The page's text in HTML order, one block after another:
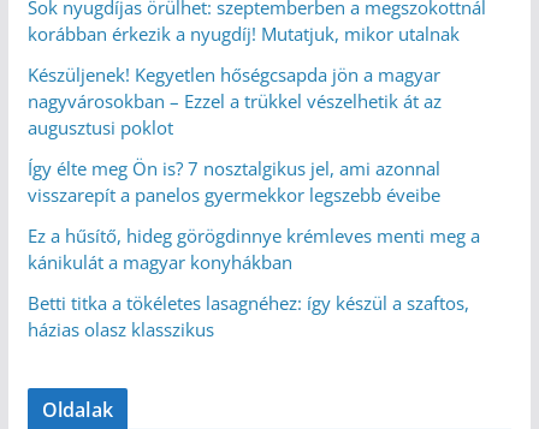
Sok nyugdíjas örülhet: szeptemberben a megszokottnál
korábban érkezik a nyugdíj! Mutatjuk, mikor utalnak
Készüljenek! Kegyetlen hőségcsapda jön a magyar
nagyvárosokban – Ezzel a trükkel vészelhetik át az
augusztusi poklot
Így élte meg Ön is? 7 nosztalgikus jel, ami azonnal
visszarepít a panelos gyermekkor legszebb éveibe
Ez a hűsítő, hideg görögdinnye krémleves menti meg a
kánikulát a magyar konyhákban
Betti titka a tökéletes lasagnéhez: így készül a szaftos,
házias olasz klasszikus
Oldalak